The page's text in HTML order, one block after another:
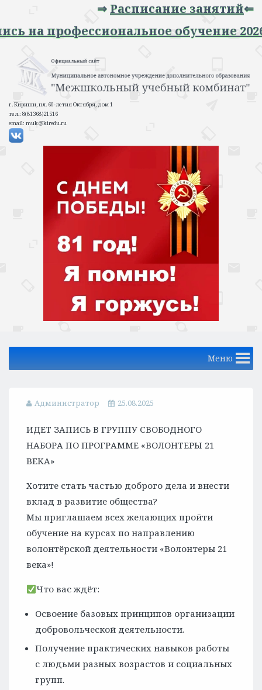
⇒Расписание занятий⇐
на профессиональное обучение
г. Кириши, пл. 60-летия Октября, дом 1
тел.: 8(81368)21516
email: muk@kiredu.ru
Меню
Администратор 25.08.2025
ИДЕТ ЗАПИСЬ В ГРУППУ СВОБОДНОГО
НАБОРА ПО ПРОГРАММЕ «ВОЛОНТЕРЫ 21
ВЕКА»
Хотите стать частью доброго дела и внести
вклад в развитие общества?
Мы приглашаем всех желающих пройти
обучение на курсах по направлению
волонтёрской деятельности «Волонтеры 21
века»!
Что вас ждёт:
Освоение базовых принципов организации
добровольческой деятельности.
Получение практических навыков работы
с людьми разных возрастов и социальных
групп.